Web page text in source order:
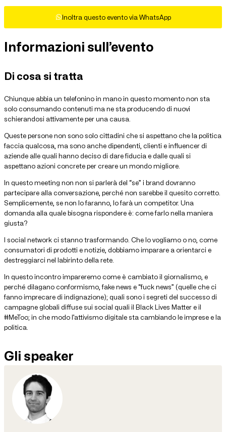
Inoltra questo evento via WhatsApp
Informazioni sull’evento
Di cosa si tratta
Chiunque abbia un telefonino in mano in questo momento non sta
solo consumando contenuti ma ne sta producendo di nuovi
schierandosi attivamente per una causa.
Queste persone non sono solo cittadini che si aspettano che la politica
faccia qualcosa, ma sono anche dipendenti, clienti e influencer di
aziende alle quali hanno deciso di dare fiducia e dalle quali si
aspettano azioni concrete per creare un mondo migliore.
In questo meeting non non si parlerà del “se” i brand dovranno
partecipare alla conversazione, perché non sarebbe il quesito corretto.
Semplicemente, se non lo faranno, lo farà un competitor. Una
domanda alla quale bisogna rispondere è: come farlo nella maniera
giusta?
I social network ci stanno trasformando. Che lo vogliamo o no, come
consumatori di prodotti e notizie, dobbiamo imparare a orientarci e
destreggiarci nel labirinto della rete.
In questo incontro impareremo come è cambiato il giornalismo, e
perché dilagano conformismo, fake news e “fuck news” (quelle che ci
fanno imprecare di indignazione); quali sono i segreti del successo di
campagne globali diffuse sui social quali il Black Lives Matter e il
#MeToo; in che modo l’attivismo digitale sta cambiando le imprese e la
politica.
Gli speaker